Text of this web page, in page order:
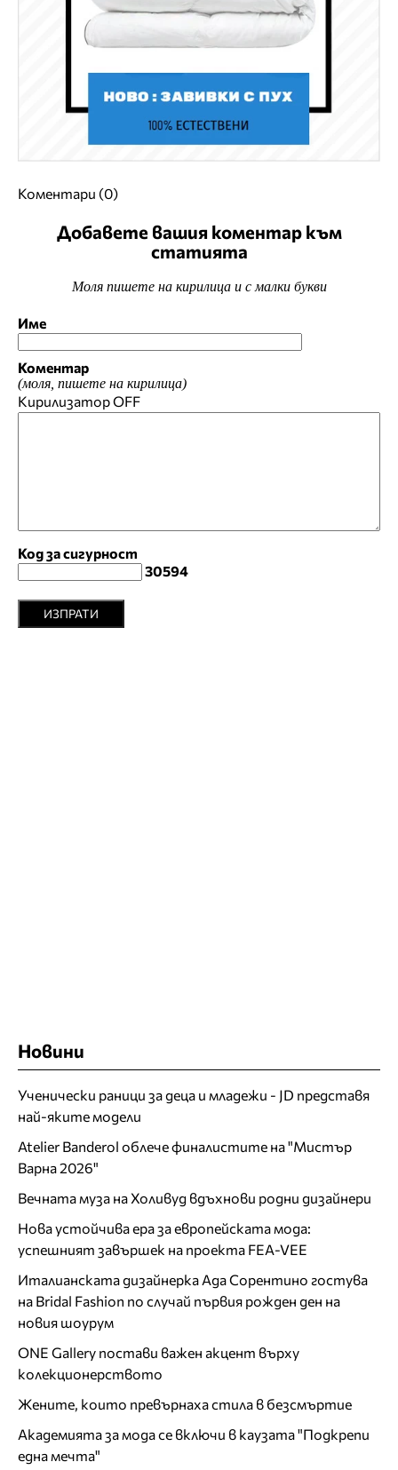
Коментари (0)
Добавете вашия коментар към
статията
Моля пишете на кирилица и с малки букви
Име
Коментар
(моля, пишете на кирилица)
КирилизаторOFF
Код за сигурност
30594
ИЗПРАТИ
Новини
Ученически раници за деца и младежи - JD представя
най-яките модели
Atelier Banderol облече финалистите на "Мистър
Варна 2026"
Вечната муза на Холивуд вдъхнови родни дизайнери
Нова устойчива ера за европейската мода:
успешният завършек на проекта FEA-VEE
Италианската дизайнерка Ада Сорентино гостува
на Bridal Fashion по случай първия рожден ден на
новия шоурум
ONE Gallery постави важен акцент върху
колекционерството
Жените, които превърнаха стила в безсмъртие
Академията за мода се включи в каузата "Подкрепи
една мечта"